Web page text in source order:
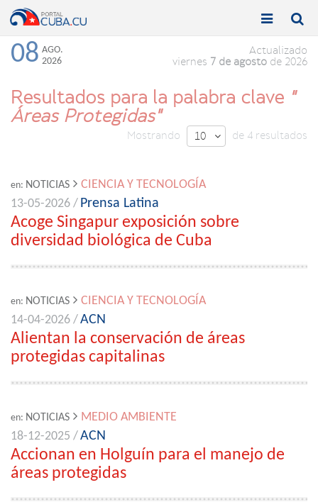
Toggle

Toggle

08 AGO.
2026
Actualizado
viernes 7 de agosto de 2026
Resultados para la palabra clave "
Áreas Protegidas"
Mostrando 10  de 4 resultados
en: NOTICIAS
CIENCIA Y TECNOLOGÍA
13-05-2026 / Prensa Latina
Acoge Singapur exposición sobre
diversidad biológica de Cuba
en: NOTICIAS
CIENCIA Y TECNOLOGÍA
14-04-2026 /ACN
Alientan la conservación de áreas
protegidas capitalinas
en: NOTICIAS
MEDIO AMBIENTE
18-12-2025 /ACN
Accionan en Holguín para el manejo de
áreas protegidas